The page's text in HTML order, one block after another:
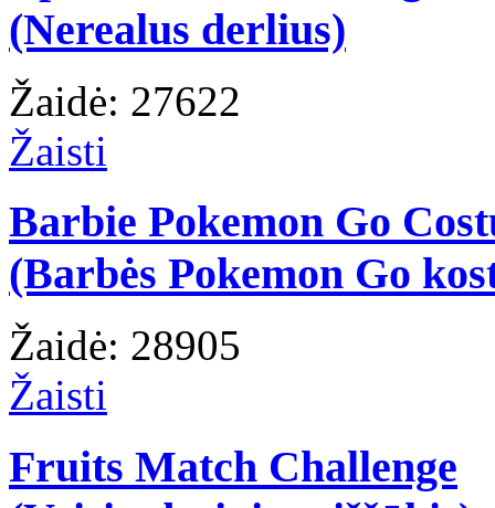
(Nerealus derlius)
Žaidė: 27622
Žaisti
Barbie Pokemon Go
(Barbės Pokemon Go
Žaidė: 28905
Žaisti
Fruits Match Challenge